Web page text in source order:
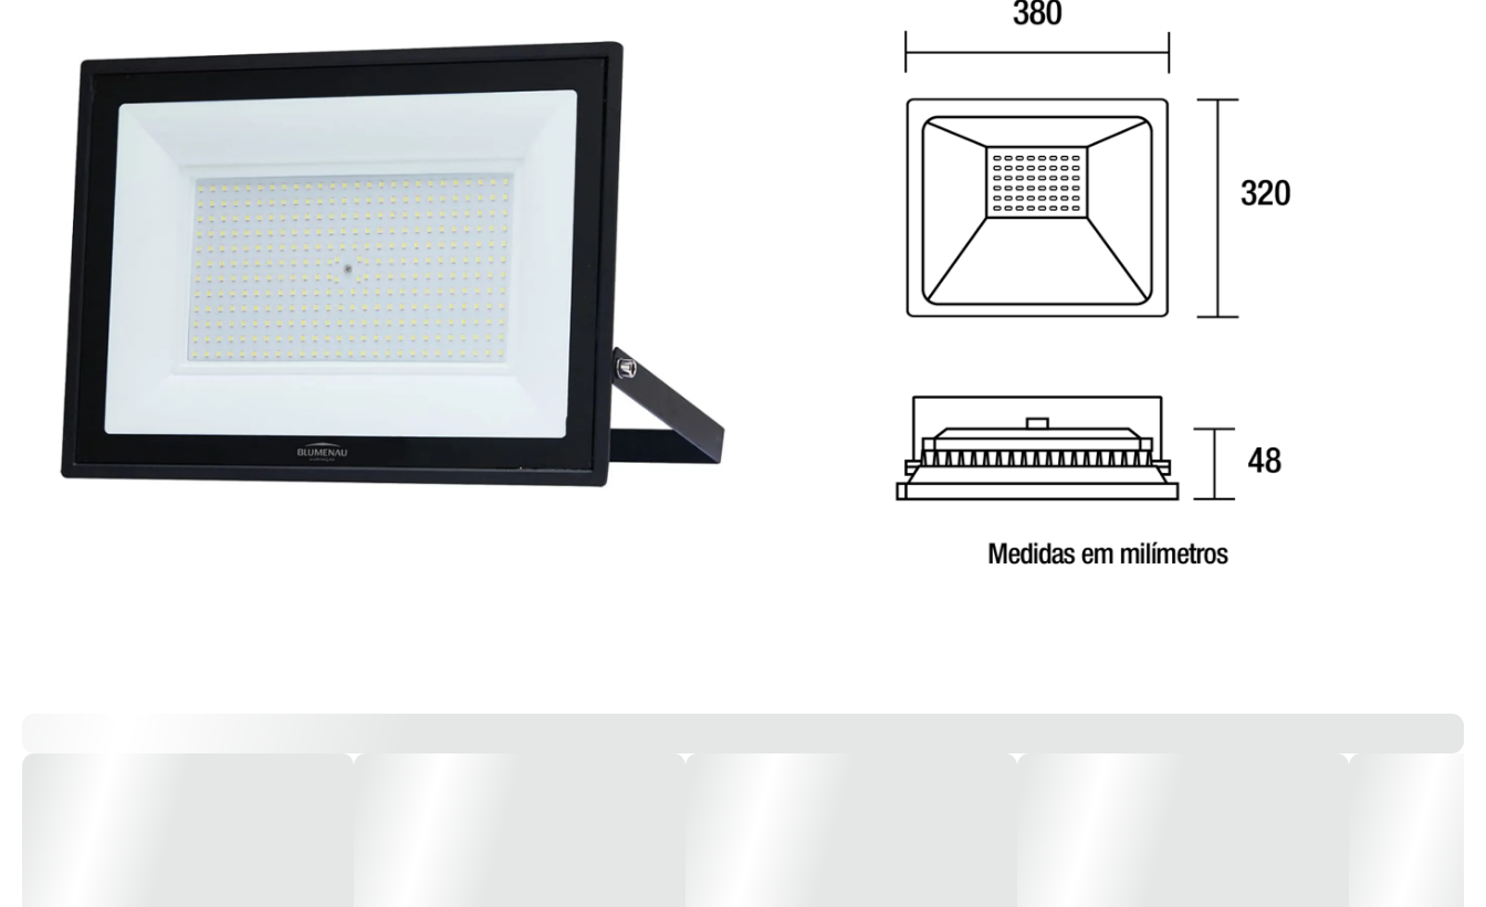
Tensão 100-240V
Grau de Proteção
Dimensões Produto
Modelo/Instalação Sobrepor